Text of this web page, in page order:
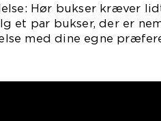
Hør bukser kræver
et par bukser, der er
med dine egne